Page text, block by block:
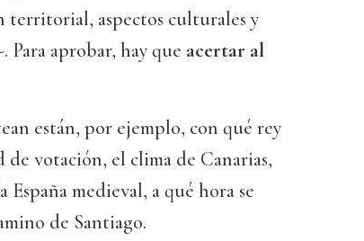
territorial, aspectos culturales y
Para aprobar, hay que acertar al
están, por ejemplo, con qué rey
de votación, el clima de Canarias,
medieval, a qué hora se
de Santiago.